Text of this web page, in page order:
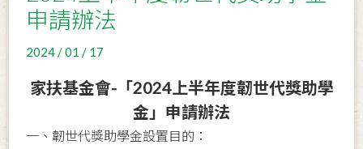
申請辦法
2024 / 01 / 17
家扶基金會-「2024上半年度韌世代獎助學
金」申請辦法
一、韌世代獎助學金設置目的：